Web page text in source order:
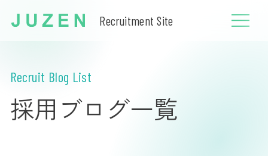
Recruitment Site
採用ブログ一覧
Recruit Blog List